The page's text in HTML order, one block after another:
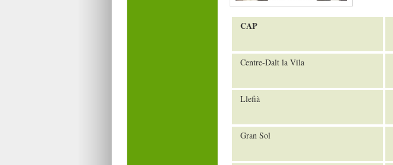
CAP
Centre-Dalt la Vila
Llefià
Gran Sol